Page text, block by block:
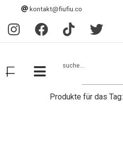
kontakt@fiufiu.co
suche...
Produkte für das Tag: